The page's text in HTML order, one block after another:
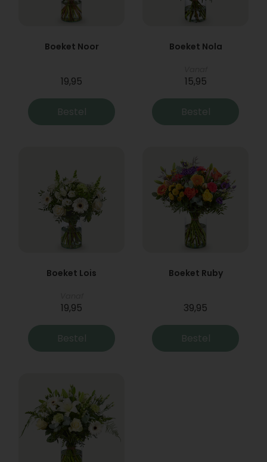
Boeket Noor
19,95
Bestel
Boeket Nola
15,95
Bestel
Boeket Lois
19,95
Bestel
Boeket Ruby
39,95
Bestel